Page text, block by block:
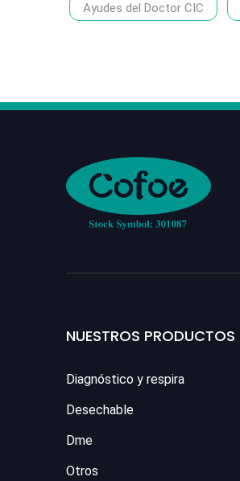
Ayudes del Doctor CIC
NUESTROS PRODUCTOS
Diagnóstico y respira
Desechable
Dme
Otros